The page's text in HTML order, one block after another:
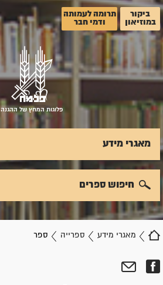
ביקור
במוזיאון
תרומה לעמותה
ודמי חבר
פלוגות המחץ של ההגנה
מאגרי מידע ספרייה ספר
מאגרי מידע
חיפוש ספרים